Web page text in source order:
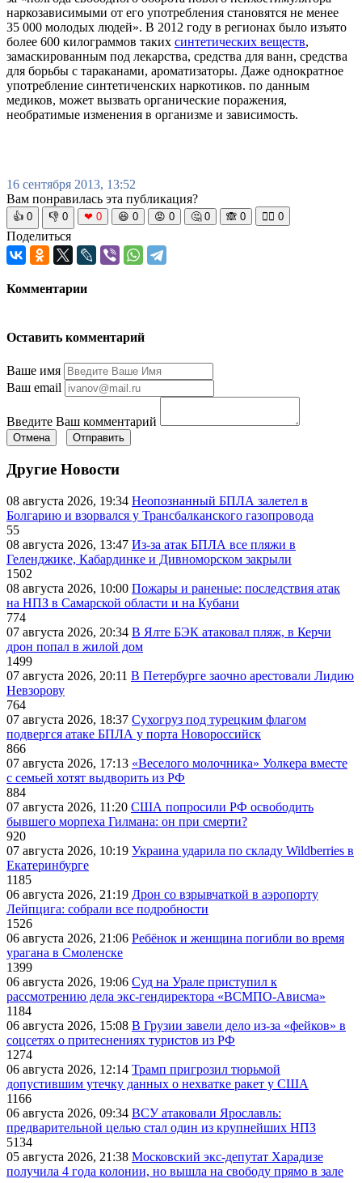
наркозависимыми от его употребления становятся не менее
35 000 молодых людей». В 2012 году в регионах было изъято
более 600 килограммов таких синтетических веществ,
замаскированным под лекарства, средства для ванн, средства
для борьбы с тараканами, ароматизаторы. Даже однократное
употребление синтетиченских наркотиков. по данным
медиков, может вызвать органические поражения,
необратимые изменения в организме и зависимость.
16 сентября 2013, 13:52
Вам понравилась эта публикация?
👍 0 👎 0 ❤ 0 😆 0 😡 0 🤔 0 🙈 0 🧘‍♀️ 0
Поделиться
Комментарии
Оставить комментарий
Ваше имя
Ваш email
Введите Ваш комментарий
Отмена Отправить
Другие Новости
08 августа 2026, 19:34 Неопознанный БПЛА залетел в
Болгарию и взорвался у Трансбалканского газопровода
55
08 августа 2026, 13:47 Из-за атак БПЛА все пляжи в
Геленджике, Кабардинке и Дивноморском закрыли
1502
08 августа 2026, 10:00 Пожары и раненые: последствия атак
на НПЗ в Самарской области и на Кубани
774
07 августа 2026, 20:34 В Ялте БЭК атаковал пляж, в Керчи
дрон попал в жилой дом
1499
07 августа 2026, 20:11 В Петербурге заочно арестовали Лидию
Невзорову
764
07 августа 2026, 18:37 Сухогруз под турецким флагом
подвергся атаке БПЛА у порта Новороссийск
866
07 августа 2026, 17:13 «Веселого молочника» Уолкера вместе
с семьей хотят выдворить из РФ
884
07 августа 2026, 11:20 США попросили РФ освободить
бывшего морпеха Гилмана: он при смерти?
920
07 августа 2026, 10:19 Украина ударила по складу Wildberries в
Екатеринбурге
1185
06 августа 2026, 21:19 Дрон со взрывчаткой в аэропорту
Лейпцига: собрали все подробности
1526
06 августа 2026, 21:06 Ребёнок и женщина погибли во время
урагана в Смоленске
1399
06 августа 2026, 19:06 Суд на Урале приступил к
рассмотрению дела экс-гендиректора «ВСМПО-Ависма»
1184
06 августа 2026, 15:08 В Грузии завели дело из-за «фейков» в
соцсетях о притеснениях туристов из РФ
1274
06 августа 2026, 12:14 Трамп пригрозил тюрьмой
допустившим утечку данных о нехватке ракет у США
1166
06 августа 2026, 09:34 ВСУ атаковали Ярославль:
предварительной целью стал один из крупнейших НПЗ
5134
05 августа 2026, 21:38 Московский экс-депутат Харадизе
получила 4 года колонии, но вышла на свободу прямо в зале